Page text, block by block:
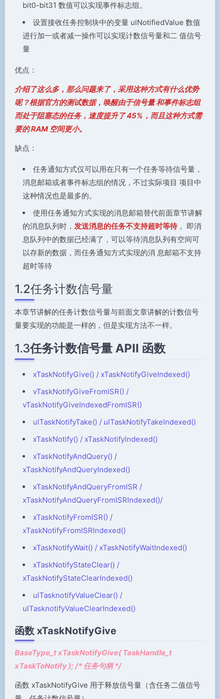
bit0-bit31 数值可以实现事件标志组。
设置接收任务控制块中的变量 ulNotifiedValue 数值
进行加一或者减一操作可以实现计数信号量和二 值信号
量
优点：
介绍了这么多，那么问题来了，采用这种方式有什么优势
呢？根据官方的测试数据，唤醒由于信号量 和事件标志组
而处于阻塞态的任务，速度提升了 45%，而且这种方式需
要的 RAM 空间更小。
缺点：
任务通知方式仅可以用在只有一个任务等待信号量，
消息邮箱或者事件标志组的情况，不过实际项目 项目中
这种情况也是最多的。
使用任务通知方式实现的消息邮箱替代前面章节讲解
的消息队列时， 发送消息的任务不支持超时等待， 即消
息队列中的数据已经满了，可以等待消息队列有空间可
以存新的数据，而任务通知方式实现的消 息邮箱不支持
超时等待
1.2任务计数信号量
本章节讲解的任务计数信号量与前面文章讲解的计数信号
量要实现的功能是一样的，但是实现方法不一样。
1.3任务计数信号量 APII 函数
xTaskNotifyGive() / xTaskNotifyGiveIndexed()
vTaskNotifyGiveFromISR() /
vTaskNotifyGiveIndexedFromISR()
ulTaskNotifyTake() / ulTaskNotifyTakeIndexed()
xTaskNotify() / xTaskNotifyIndexed()
xTaskNotifyAndQuery() /
xTaskNotifyAndQueryIndexed()
xTaskNotifyAndQueryFromISR /
xTaskNotifyAndQueryFromISRIndexed()/
xTaskNotifyFromISR() /
xTaskNotifyFromISRIndexed()
xTaskNotifyWait() / xTaskNotifyWaitIndexed()
xTaskNotifyStateClear() /
xTaskNotifyStateClearIndexed()
ulTasknotifyValueClear() /
ulTasknotifyValueClearIndexed()
函数 xTaskNotifyGive
BaseType_t xTaskNotifyGive( TaskHandle_t
xTaskToNotify ); /* 任务句柄 */
函数 xTaskNotifyGive 用于释放信号量（含任务二值信号